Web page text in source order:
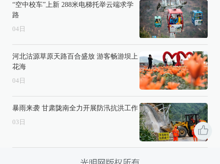
“空中校车”上新 288米电梯托举云端求学
路
04 日
河北沽源草原天路百合盛放 游客畅游坝上
花海
04 日
暴雨来袭 甘肃陇南全力开展防汛抗洪工作
03 日